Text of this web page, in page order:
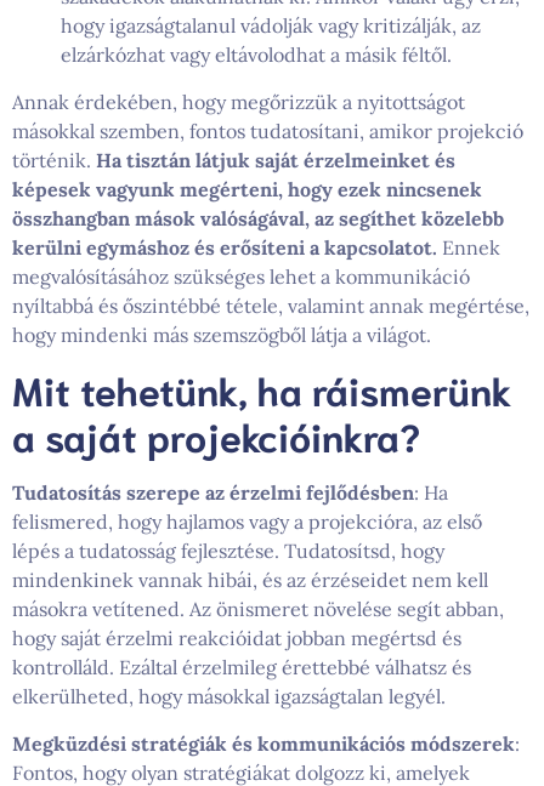
hogy igazságtalanul vádolják vagy kritizálják, az
elzárkózhat vagy eltávolodhat a másik féltől.
Annak érdekében, hogy megőrizzük a nyitottságot
másokkal szemben, fontos tudatosítani, amikor projekció
történik. Ha tisztán látjuk saját érzelmeinket és
képesek vagyunk megérteni, hogy ezek nincsenek
összhangban mások valóságával, az segíthet közelebb
kerülni egymáshoz és erősíteni a kapcsolatot. Ennek
megvalósításához szükséges lehet a kommunikáció
nyíltabbá és őszintébbé tétele, valamint annak megértése,
hogy mindenki más szemszögből látja a világot.
Mit tehetünk, ha ráismerünk
a saját projekcióinkra?
Tudatosítás szerepe az érzelmi fejlődésben: Ha
felismered, hogy hajlamos vagy a projekcióra, az első
lépés a tudatosság fejlesztése. Tudatosítsd, hogy
mindenkinek vannak hibái, és az érzéseidet nem kell
másokra vetítened. Az önismeret növelése segít abban,
hogy saját érzelmi reakcióidat jobban megértsd és
kontrolláld. Ezáltal érzelmileg érettebbé válhatsz és
elkerülheted, hogy másokkal igazságtalan legyél.
Megküzdési stratégiák és kommunikációs módszerek:
Fontos, hogy olyan stratégiákat dolgozz ki, amelyek